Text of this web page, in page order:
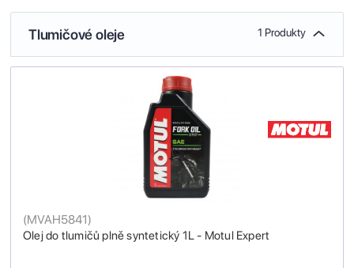
Tlumičové oleje 1 Produkty
Olej do tlumičů plně syntetický 1L - Motul Expert
(MVAH5841)